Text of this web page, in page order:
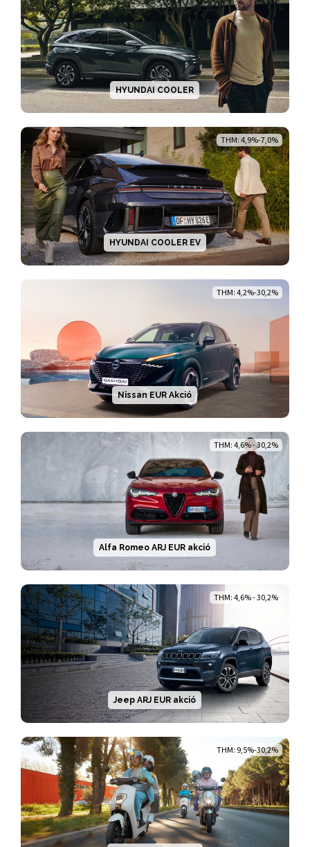
HYUNDAI COOLER
THM: 4,9%-7,0%
HYUNDAI COOLER EV
THM: 4,2%-30,2%
Nissan EUR Akció
THM: 4,6% - 30,2%
Alfa Romeo ARJ EUR akció
THM: 4,6% - 30,2%
Jeep ARJ EUR akció
THM: 9,5%-30,2%